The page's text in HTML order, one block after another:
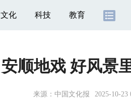
文化 科技 教育
安顺地戏 好风景
来源： 中国文化报 2025-10-23